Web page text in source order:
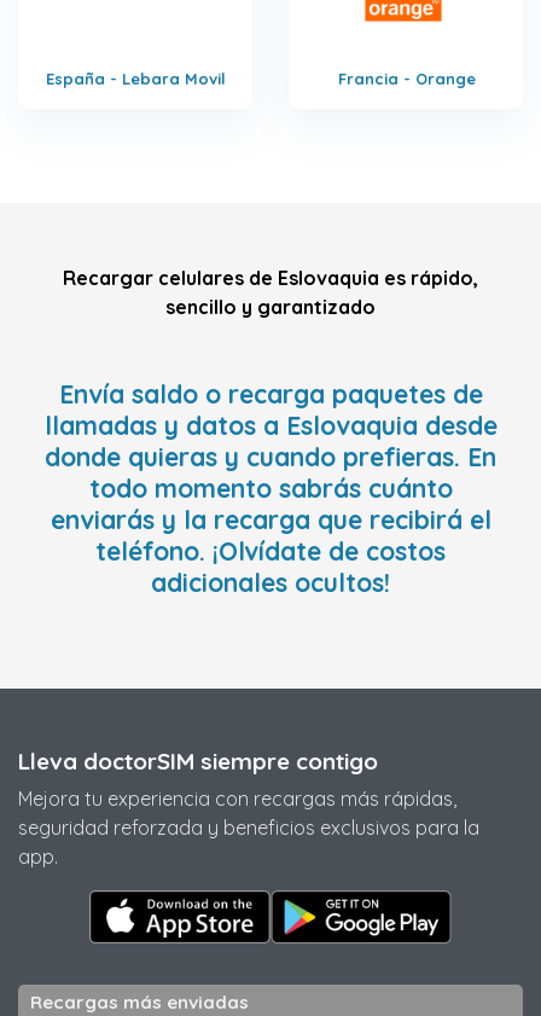
España - Lebara Movil Francia - Orange
Recargar celulares de Eslovaquia es rápido,
sencillo y garantizado
Envía saldo o recarga paquetes de
llamadas y datos a Eslovaquia desde
donde quieras y cuando prefieras. En
todo momento sabrás cuánto
enviarás y la recarga que recibirá el
teléfono. ¡Olvídate de costos
adicionales ocultos!
Lleva doctorSIM siempre contigo
Mejora tu experiencia con recargas más rápidas,
seguridad reforzada y beneficios exclusivos para la
app.
Recargas más enviadas